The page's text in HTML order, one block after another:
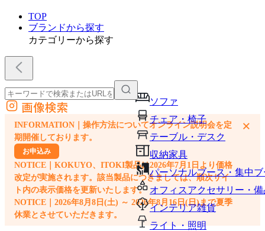
TOP
ブランドから探す
カテゴリーから探す
ソファ
チェア・椅子
テーブル・デスク
収納家具
パーソナルブース・集中
オフィスアクセサリー・備
インテリア雑貨
ライト・照明
外部サイトの商品をカートに追加
他のサイトで見つけた商品ページのURLを貼り付けて、カートに追加できます
画像検索
INFORMATION｜操作方法についてオンライン説明会を定
期開催しております。
お申込み
NOTICE｜KOKUYO、ITOKI製品は2026年7月1日より価格
改定が実施されます。該当製品につきましては、順次サイ
ト内の表示価格を更新いたします。
NOTICE｜2026年8月8日(土) ～ 2026年8月16日(日)まで夏季
休業とさせていただきます。
×